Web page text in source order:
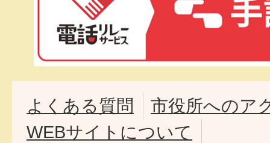
よくある質問
市役所へのア
WEBサイトについて